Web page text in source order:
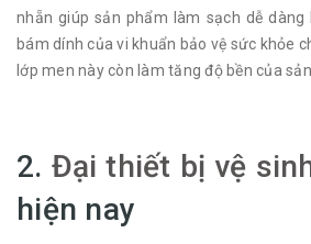
nhẵn giúp sản phẩm làm sạch dễ
bám dính của vi khuẩn bảo vệ sức khỏe
lớp men này còn làm tăng độ bền của
2. Đại thiết bị vệ
hiện nay